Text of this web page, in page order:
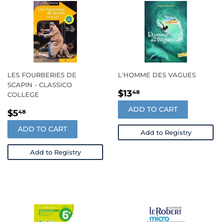
LES FOURBERIES DE
SCAPIN - CLASSICO
COLLEGE
REGULAR
PRICE
$548
ADD TO CART
Add to Registry
L'HOMME DES VAGUES
REGULAR
PRICE
$1348
ADD TO CART
Add to Registry